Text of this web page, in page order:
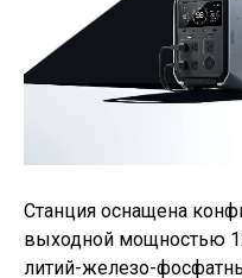
Станция оснащена
выходной мощностью
литий-железо-